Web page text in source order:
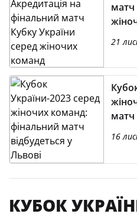
матч
21
матч
16
КУБОК